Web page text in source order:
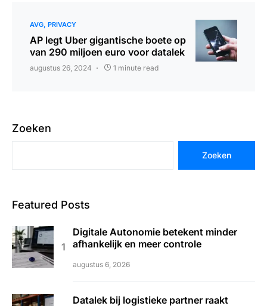
AVG PRIVACY
AP legt Uber gigantische boete op
van 290 miljoen euro voor datalek
augustus 26, 2024 1 minute read
Zoeken
Zoeken
Featured Posts
Digitale Autonomie betekent minder
afhankelijk en meer controle
augustus 6, 2026
Datalek bij logistieke partner raakt